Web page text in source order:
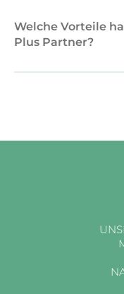
Welche Vorteile
Plus Partner?